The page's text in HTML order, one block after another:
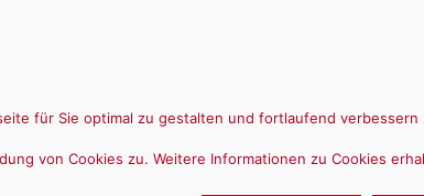
für Sie optimal zu gestalten und fortlaufend
von Cookies zu. Weitere Informationen zu Cookies